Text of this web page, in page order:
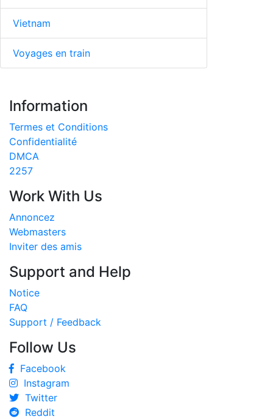
Vietnam
Voyages en train
Information
Termes et Conditions
Confidentialité
DMCA
2257
Work With Us
Annoncez
Webmasters
Inviter des amis
Support and Help
Notice
FAQ
Support / Feedback
Follow Us
Facebook
Instagram
Twitter
Reddit